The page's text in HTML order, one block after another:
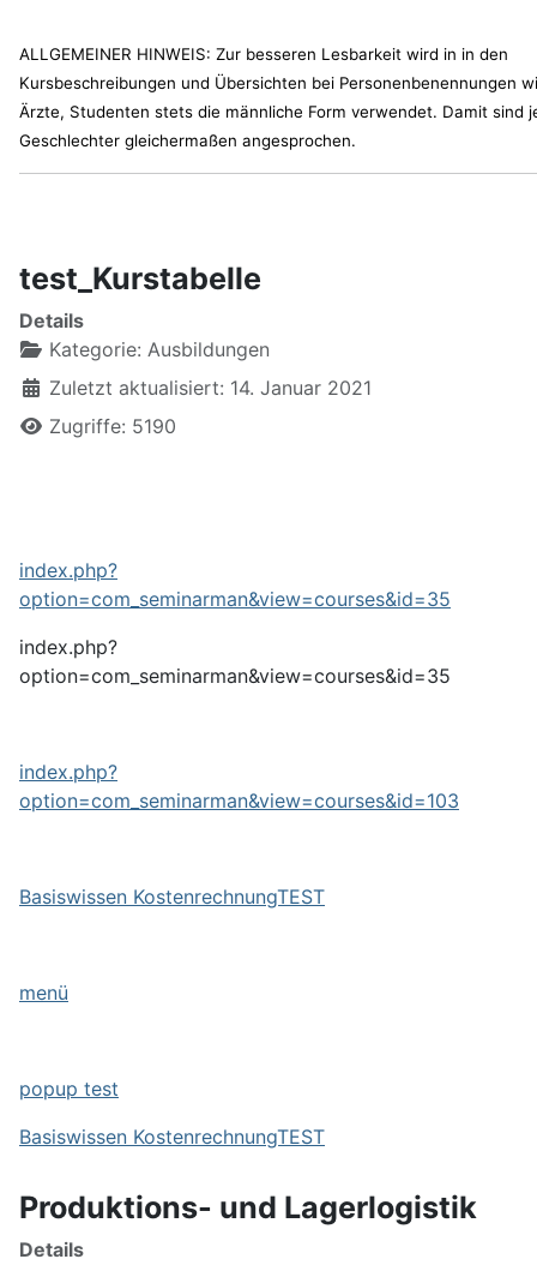
ALLGEMEINER HINWEIS: Zur besseren Lesbarkeit wird in in den
Kursbeschreibungen und Übersichten bei Personenbenennungen
Ärzte, Studenten stets die männliche Form verwendet. Damit sind
Geschlechter gleichermaßen angesprochen.
test_Kurstabelle
Details
Kategorie: Ausbildungen
Zuletzt aktualisiert: 14. Januar 2021
Zugriffe: 5190
index.php?
option=com_seminarman&view=courses&id=35
index.php?
option=com_seminarman&view=courses&id=35
index.php?
option=com_seminarman&view=courses&id=103
Basiswissen KostenrechnungTEST
menü
popup test
Basiswissen KostenrechnungTEST
Produktions- und Lagerlogistik
Details